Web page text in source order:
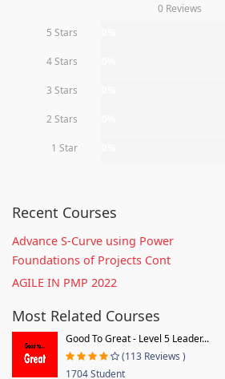
0 Reviews
5 Stars
4 Stars
3 Stars
2 Stars
1 Star
Recent Courses
Advance S-Curve using Power
Foundations of Projects Cont
AGILE IN PMP 2022
Most Related Courses
Good To Great - Level 5 Leader...
(113 Reviews )
1704 Student